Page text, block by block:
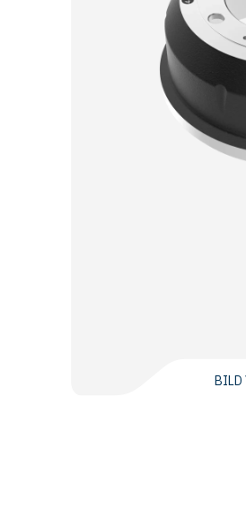
BILD